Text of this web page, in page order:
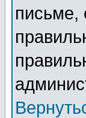
письме,